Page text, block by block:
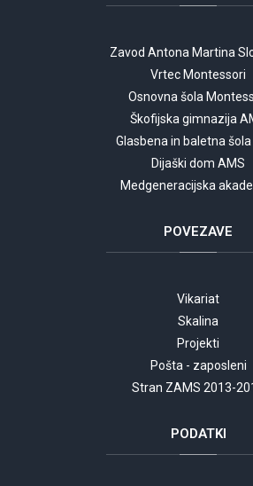
Zavod Antona Martina
Vrtec Montessori
Osnovna šola
Škofijska gimnazija
Glasbena in baletna
Dijaški dom AMS
Medgeneracijska
POVEZAVE
Vikariat
Skalina
Projekti
Pošta - zaposleni
Stran ZAMS 2013-
PODATKI